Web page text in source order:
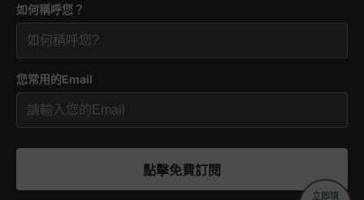
如何稱呼您？
您常用的Email
點擊免費訂閱
立即填